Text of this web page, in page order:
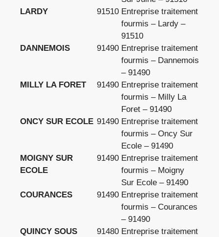
LARDY
91510 Entreprise traitement
fourmis – Lardy –
91510
DANNEMOIS
91490 Entreprise traitement
fourmis – Dannemois
– 91490
MILLY LA FORET
91490 Entreprise traitement
fourmis – Milly La
Foret – 91490
ONCY SUR ECOLE 91490 Entreprise traitement
fourmis – Oncy Sur
Ecole – 91490
MOIGNY SUR
ECOLE
91490 Entreprise traitement
fourmis – Moigny
Sur Ecole – 91490
COURANCES
91490 Entreprise traitement
fourmis – Courances
– 91490
QUINCY SOUS
91480 Entreprise traitement